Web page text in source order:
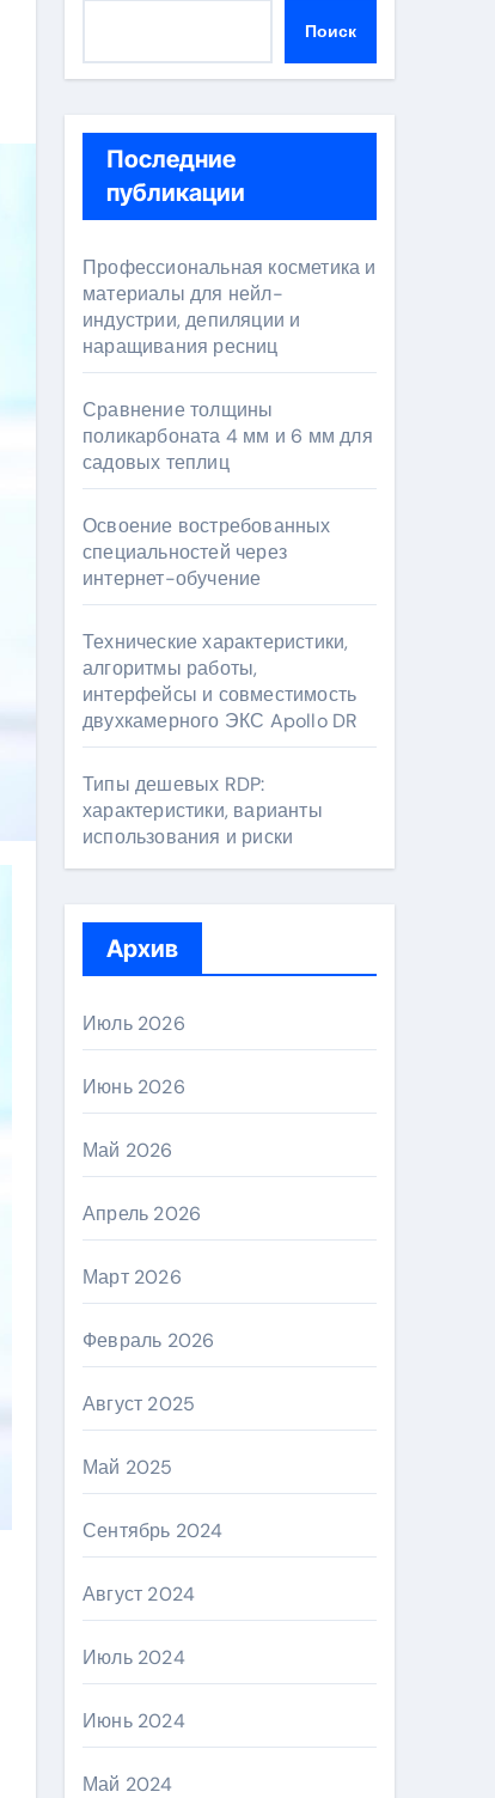
Поиск
Последние
публикации
Профессиональная косметика и
материалы для нейл-
индустрии, депиляции и
наращивания ресниц
Сравнение толщины
поликарбоната 4 мм и 6 мм для
садовых теплиц
Освоение востребованных
специальностей через
интернет-обучение
Технические характеристики,
алгоритмы работы,
интерфейсы и совместимость
двухкамерного ЭКС Apollo DR
Типы дешевых RDP:
характеристики, варианты
использования и риски
Архив
Июль 2026
Июнь 2026
Май 2026
Апрель 2026
Март 2026
Февраль 2026
Август 2025
Май 2025
Сентябрь 2024
Август 2024
Июль 2024
Июнь 2024
Май 2024